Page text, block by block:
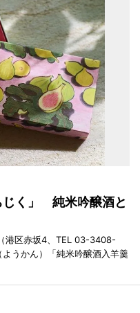
じく」 純米吟醸酒と
港区赤坂4、TEL 03-3408-
うかん）「純米吟醸酒入羊羹